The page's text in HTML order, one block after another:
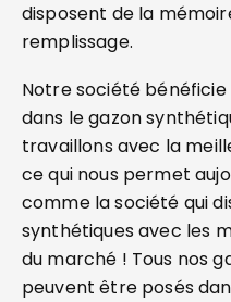
disposent de la
remplissage.
Notre société bénéficie
dans le gazon
travaillons avec la
ce qui nous permet
comme la société qui
synthétiques avec les
du marché ! Tous nos
peuvent être posés